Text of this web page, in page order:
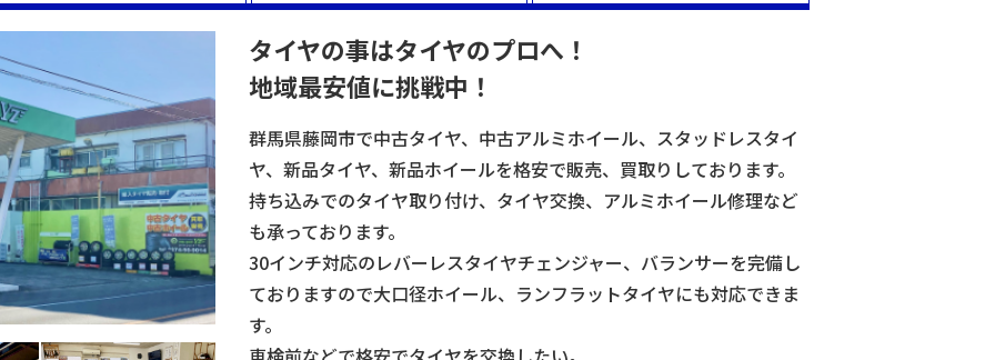
タイヤの事はタイヤのプロへ！
地域最安値に挑戦中！
群馬県藤岡市で中古タイヤ、中古アルミホイール、スタッドレスタイ
ヤ、新品タイヤ、新品ホイールを格安で販売、買取りしております。
持ち込みでのタイヤ取り付け、タイヤ交換、アルミホイール修理など
も承っております。
30インチ対応のレバーレスタイヤチェンジャー、バランサーを完備し
ておりますので大口径ホイール、ランフラットタイヤにも対応できま
す。